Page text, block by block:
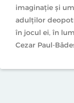
imaginație și
adulților
în jocul ei, în
Cezar Paul-